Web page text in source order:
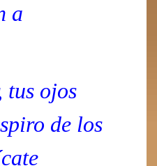
a
tus ojos
de los